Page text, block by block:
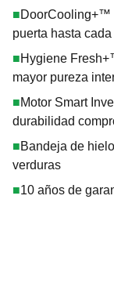
■DoorCooling+™
puerta hasta
■Hygiene
mayor pureza
■Motor Smart
durabilidad
■Bandeja de
verduras
■10 años de